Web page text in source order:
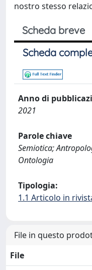
nostro stesso
Scheda breve
Scheda
Anno di
2021
Parole chiave
Semiotica;
Ontologia
Tipologia:
1.1 Articolo in
File in questo
File